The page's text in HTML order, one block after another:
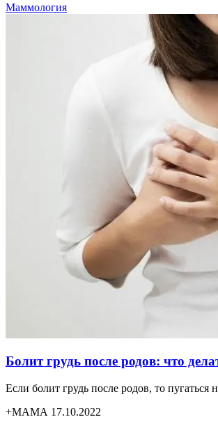
Маммология
Болит грудь после родов: что
Если болит грудь после родов, то пугаться
+МАМА 17.10.2022